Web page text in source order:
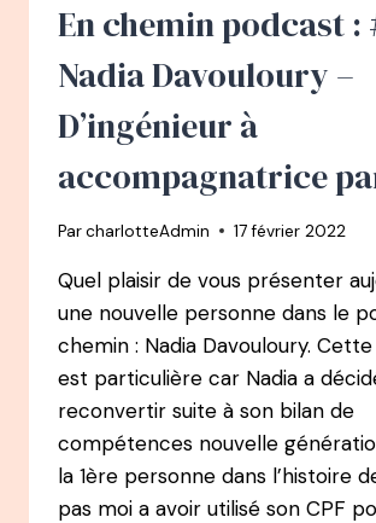
DES
À
JOURNALISTE
À
/
/
En chemin podcast :
Nadia Davouloury –
D’ingénieur à
accompagnatrice
ParcharlotteAdmin 17 février 2022
Quel plaisir de vous présenter
une nouvelle personne dans le
chemin : Nadia Davouloury.
est particulière car Nadia a
reconvertir suite à son bilan de
compétences nouvelle
la 1ère personne dans l’histoire
pas moi a avoir utilisé son CPF